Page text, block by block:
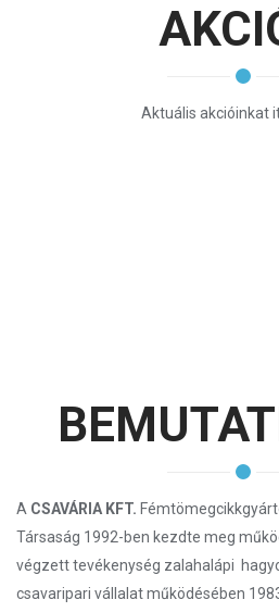
Aktuális akcióinkat
A CSAVÁRIA KFT.
Társaság 1992-ben kezdte meg
végzett tevékenység zalahalápi
csavaripari vállalat működésében